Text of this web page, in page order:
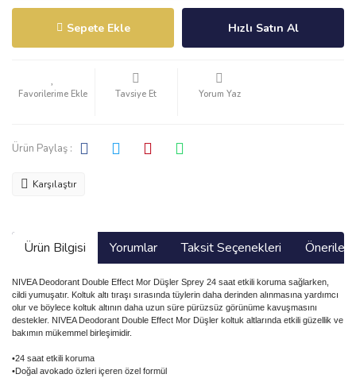
Sepete Ekle Hızlı Satın Al
Tavsiye Et Yorum Yaz
Ürün Paylaş :
Karşılaştır
Ürün Bilgisi Yorumlar Taksit Seçenekleri
NIVEA Deodorant Double Effect Mor Düşler Sprey 24 saat etkili koruma sağlarken,
cildi yumuşatır. Koltuk altı tıraşı sırasında tüylerin daha derinden alınmasına yardımcı
olur ve böylece koltuk altının daha uzun süre pürüzsüz görünüme kavuşmasını
destekler. NIVEA Deodorant Double Effect Mor Düşler koltuk altlarında etkili güzellik ve
bakımın mükemmel birleşimidir.
•24 saat etkili koruma
•Doğal avokado özleri içeren özel formül